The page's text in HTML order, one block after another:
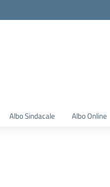
Albo Sindacale Albo Online